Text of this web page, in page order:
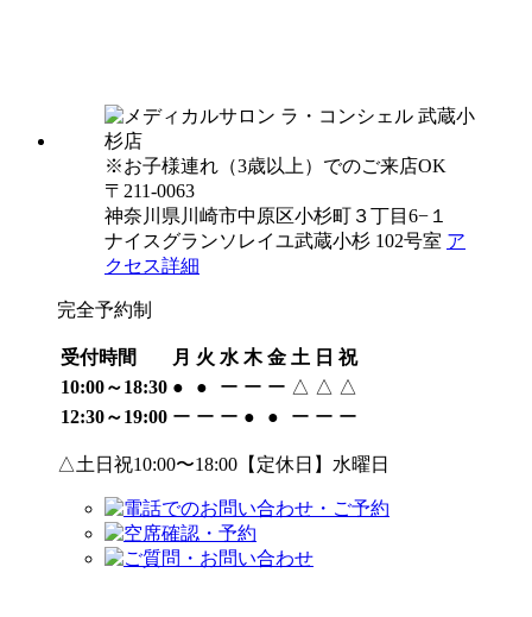
※お子様連れ（3歳以上）でのご来店OK
〒211-0063
神奈川県川崎市中原区小杉町３丁目6−１
ナイスグランソレイユ武蔵小杉 102号室 ア
クセス詳細
完全予約制
受付時間 月 火 水 木 金 土 日 祝
10:00～18:30 ● ● ー ー ー △ △ △
12:30～19:00 ー ー ー ● ● ー ー ー
△土日祝10:00〜18:00【定休日】水曜日